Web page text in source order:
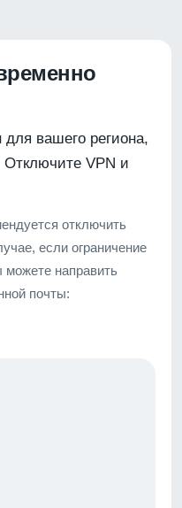
вашего региона,
Отключите VPN и
отключить
если ограничение
направить
почты: